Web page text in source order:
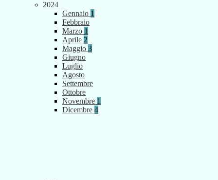
2024
Gennaio 1
Febbraio
Marzo 1
Aprile 2
Maggio 3
Giugno
Luglio
Agosto
Settembre
Ottobre
Novembre 1
Dicembre 4